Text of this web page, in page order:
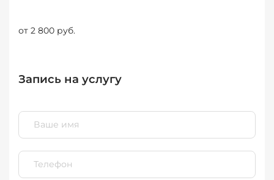
от 2 800 руб.
Запись на услугу